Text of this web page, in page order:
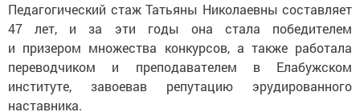
Педагогический стаж Татьяны Николаевны составляет
47 лет, и за эти годы она стала победителем
и призером множества конкурсов, а также работала
переводчиком и преподавателем в Елабужском
институте, завоевав репутацию эрудированного
наставника.